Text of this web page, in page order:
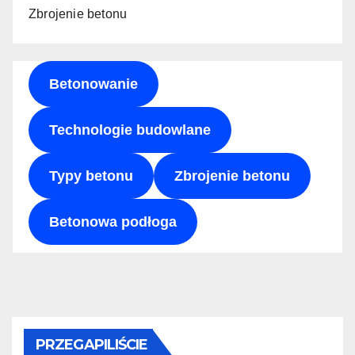
Zbrojenie betonu
Betonowanie
Technologie budowlane
Typy betonu Zbrojenie betonu
Betonowa podłoga
PRZEGAPILIŚCIE